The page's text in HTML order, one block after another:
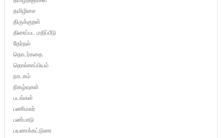
தமிழிசை
திருக்குறள்
திரைப்பட மதிப்பீடு
தேர்தல்
தொடர்கதை
தொல்காப்பியம்
நாடகம்
நிகழ்வுகள்
படங்கள்
பணிமலர்
பண்பாடு
பயணக்கட்டுரை